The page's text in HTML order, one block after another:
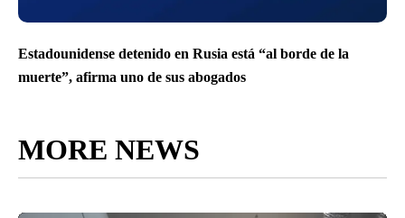
Estadounidense detenido en Rusia está “al borde de la
muerte”, afirma uno de sus abogados
MORE NEWS